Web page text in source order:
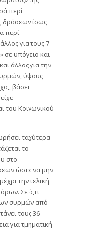
περί
δράσεων ίσως
περί
για τους 7
σε υπόγειο και
άλλος για την
ύψους
βάσει
του Κοινωνικού
ταχύτερα
το
στο
ώστε να μην
την τελική
Σε ό,τι
συρμών από
τους 36
για τμηματική